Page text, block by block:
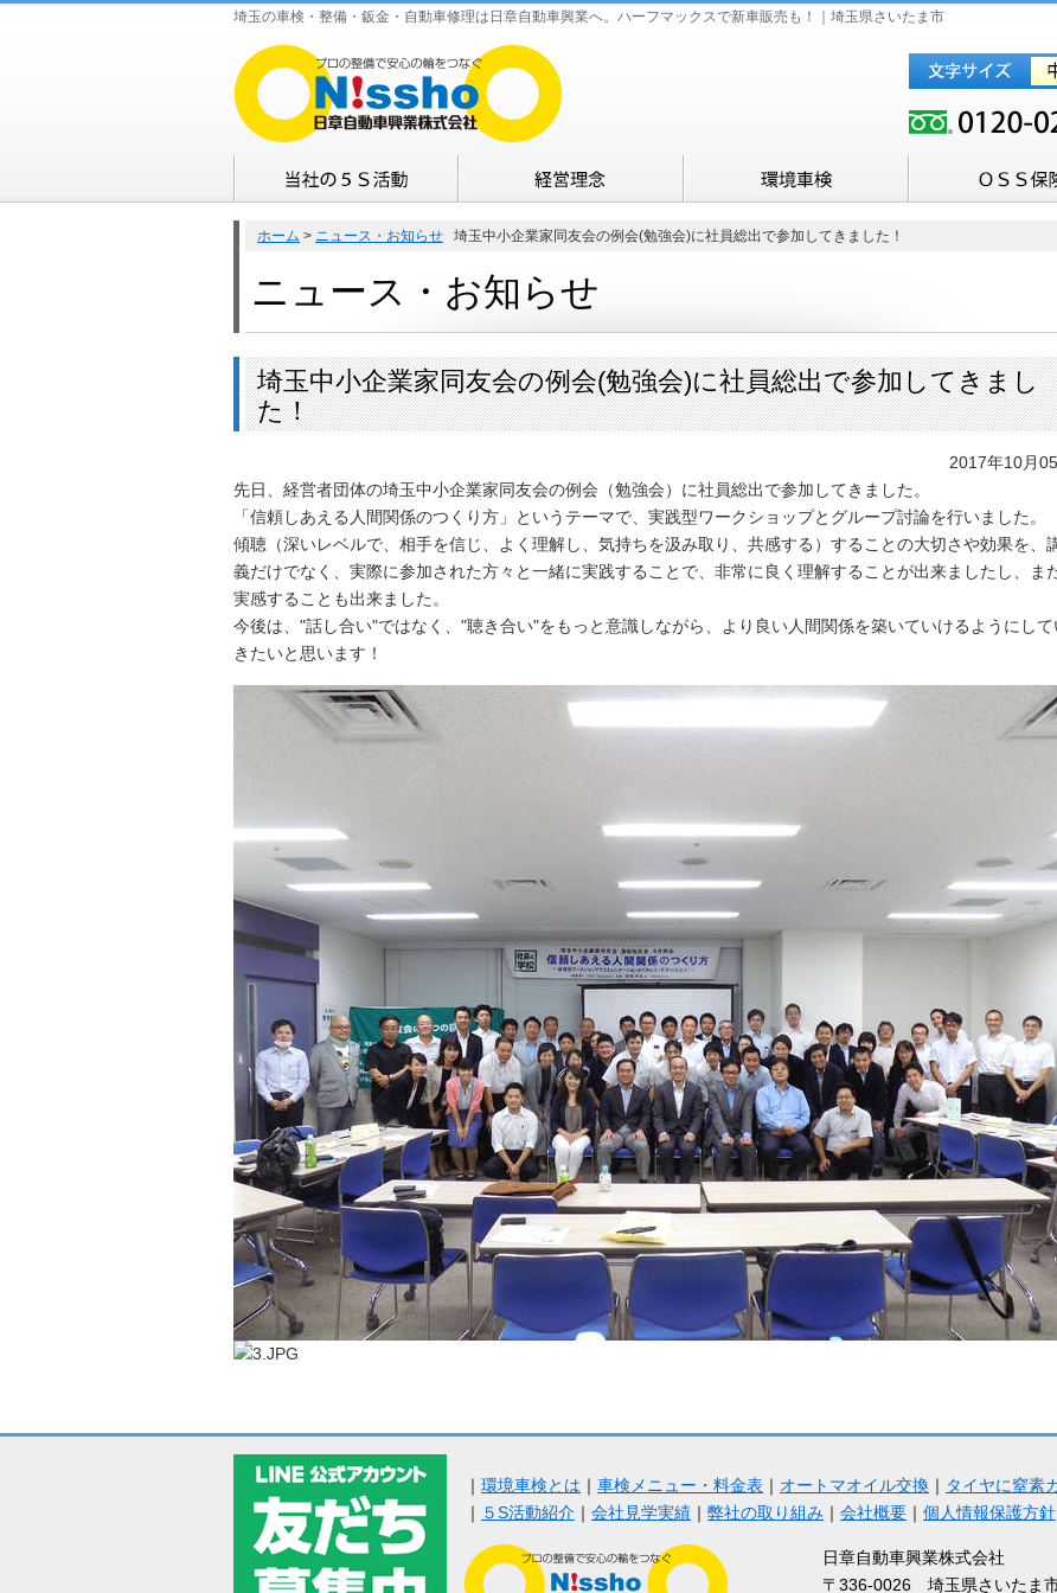
埼玉の車検・整備・鈑金・自動車修理は日章自動車興業へ。ハーフマックスで新車販売も！｜埼玉県さいたま市
ホーム > ニュース・お知らせ 埼玉中小企業家同友会の例会(勉強会)に社員総出で参加してきました！
ニュース・お知らせ
埼玉中小企業家同友会の例会(勉強会)に社員総出で参加してきまし
た！
2017年10月
先日、経営者団体の埼玉中小企業家同友会の例会（勉強会）に社員総出で参加してきました。
「信頼しあえる人間関係のつくり方」というテーマで、実践型ワークショップとグループ討論を行いました。
傾聴（深いレベルで、相手を信じ、よく理解し、気持ちを汲み取り、共感する）することの大切さや効果を、
義だけでなく、実際に参加された方々と一緒に実践することで、非常に良く理解することが出来ましたし、ま
実感することも出来ました。
今後は、"話し合い"ではなく、"聴き合い"をもっと意識しながら、より良い人間関係を築いていけるようにして
きたいと思います！
｜ 環境車検とは ｜ 車検メニュー・料金表 ｜ オートマオイル交換 ｜ タイヤに窒素
｜ ５S活動紹介 ｜ 会社見学実績 ｜ 弊社の取り組み ｜ 会社概要 ｜ 個人情報保護方針
日章自動車興業株式会社
〒336-0026 埼玉県さいたま